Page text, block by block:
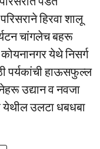
हिरवा शालू
चांगलेच बहरू
येथे निसर्ग
पर्यकांची हाऊसफुल्ल
उद्यान व नवजा
उलटा धबधबा